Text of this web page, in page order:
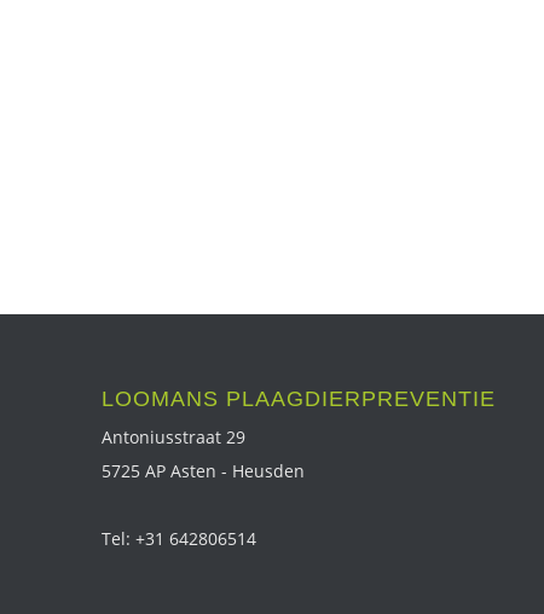
LOOMANS PLAAGDIERPREVENTIE
Antoniusstraat 29
5725 AP Asten - Heusden
Tel: +31 642806514